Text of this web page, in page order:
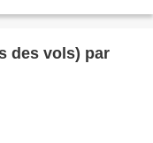
des vols) par